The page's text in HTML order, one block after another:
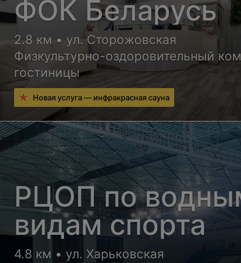
ФОК Беларусь
2.8 км • ул. Сторожовская
Физкультурно-оздоровительный
гостиницы
Новая услуга — инфракрасная сауна
РЦОП по
видам спорта
4.8 км • ул. Харьковская